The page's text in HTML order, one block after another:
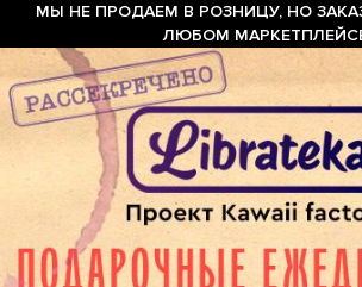
МЫ НЕ ПРОДАЕМ В РОЗНИЦУ, НО
ЛЮБОМ